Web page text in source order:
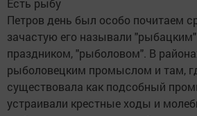
Есть рыбу
Петров день был особо почитаем
зачастую его называли
праздником, "рыболовом". В
рыболовецким промыслом и там,
существовала как подсобный
устраивали крестные ходы и